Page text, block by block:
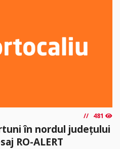
481
în nordul județului
RO-ALERT